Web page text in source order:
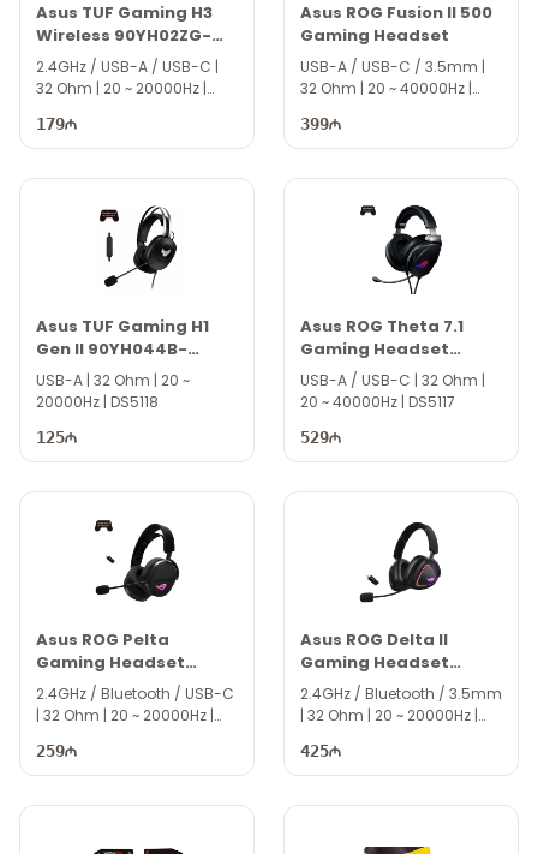
Asus TUF Gaming H3
Wireless 90YH02ZG-
B3UA00
2.4GHz / USB-A / USB-C |
32 Ohm | 20 ~ 20000Hz |
179
Asus ROG Fusion II 500
Gaming Headset
USB-A / USB-C / 3.5mm |
32 Ohm | 20 ~ 40000Hz |
399
Asus TUF Gaming H1
Gen II 90YH044B-
BHUA00
USB-A | 32 Ohm | 20 ~
20000Hz | DS5118
125
Asus ROG Theta 7.1
Gaming Headset
90YH01W7-B2UA00
USB-A / USB-C | 32 Ohm |
20 ~ 40000Hz | DS5117
529
Asus ROG Pelta
Gaming Headset
90YH0410-BHUA00
2.4GHz / Bluetooth / USB-C
| 32 Ohm | 20 ~ 20000Hz |
259
Asus ROG Delta II
Gaming Headset
90YH03W0-BHUA00
2.4GHz / Bluetooth / 3.5mm
| 32 Ohm | 20 ~ 20000Hz |
425